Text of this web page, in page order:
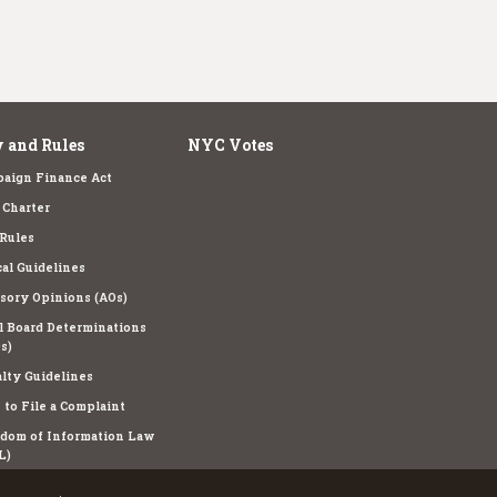
and Rules
Finance Act
Charter
Guidelines
Opinions (AOs)
Board Determinations
Guidelines
File a Complaint
of Information Law
NYC Votes